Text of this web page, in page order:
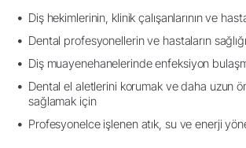
Diş hekimlerinin, klinik çalışanlarının ve
Dental profesyonellerin ve hastaların
Diş muayenehanelerinde enfeksiyon
Dental el aletlerini korumak ve daha uzun
sağlamak için
Profesyonelce işlenen atık, su ve enerji